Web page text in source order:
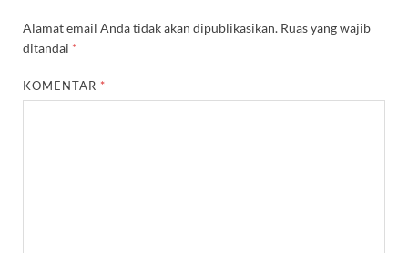
Alamat email Anda tidak akan dipublikasikan. Ruas yang wajib
ditandai *
KOMENTAR *